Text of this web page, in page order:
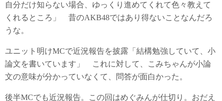
自分だけ知らない場合、ゆっくり進めてくれて色々教えて
くれるところ」 昔のAKB48ではあり得ないことなんだろ
うな。
ユニット明けMCで近況報告を披露「結構勉強していて、小
論文を書いています」 これに対して、こみちゃんが小論
文の意味が分かっていなくて、問答が面白かった。
後半MCでも近況報告。この回はめぐみんが仕切り。おだえ